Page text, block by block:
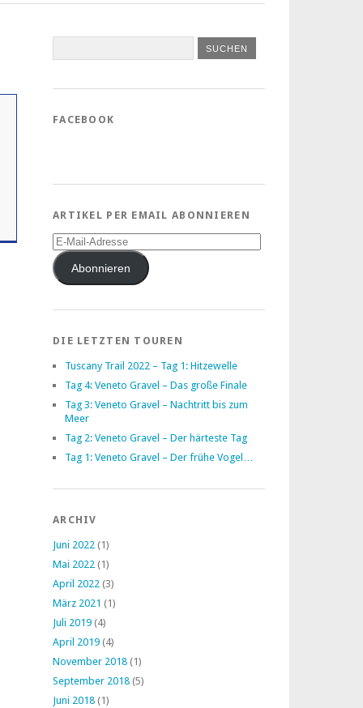
FACEBOOK
ARTIKEL PER EMAIL ABONNIEREN
E-
Mail-
AdresseAbonnieren
DIE LETZTEN TOUREN
Tuscany Trail 2022 – Tag 1: Hitzewelle
Tag 4: Veneto Gravel – Das große Finale
Tag 3: Veneto Gravel – Nachtritt bis zum
Meer
Tag 2: Veneto Gravel – Der härteste Tag
Tag 1: Veneto Gravel – Der frühe Vogel…
ARCHIV
Juni 2022 (1)
Mai 2022 (1)
April 2022 (3)
März 2021 (1)
Juli 2019 (4)
April 2019 (4)
November 2018 (1)
September 2018 (5)
Juni 2018 (1)